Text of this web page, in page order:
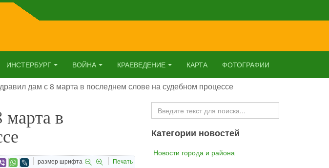
ИНСТЕРБУРГ ВОЙНА КРАЕВЕДЕНИЕ КАРТА ФОТОГРАФИИ
дам с 8 марта в последнем слове на судебном процессе
марта в
размер шрифта Печать
Искать...
Категории новостей
Новости города и района